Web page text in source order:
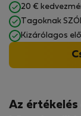
Az értékelés
20 €
Tagoknak
Kizárólagos